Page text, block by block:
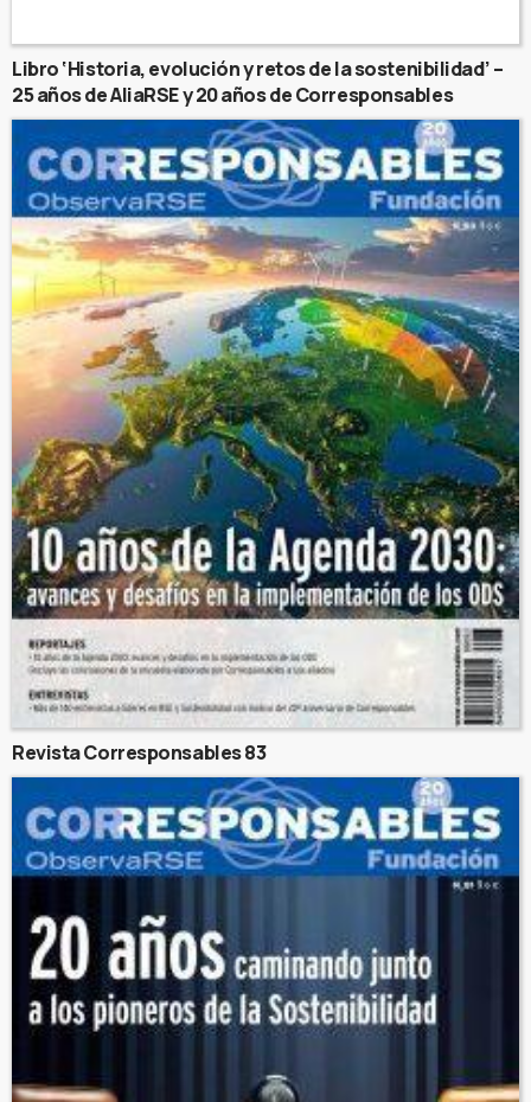
Libro ‘Historia, evolución y retos de la sostenibilidad’ –
25 años de AliaRSE y 20 años de Corresponsables
Revista Corresponsables 83